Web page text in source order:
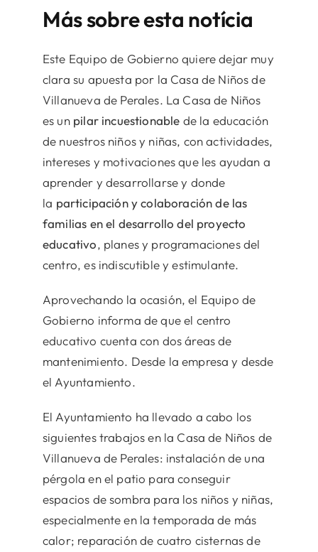
Más sobre esta notícia
Este Equipo de Gobierno quiere dejar muy
clara su apuesta por la Casa de Niños de
Villanueva de Perales. La Casa de Niños
es un pilar incuestionable de la educación
de nuestros niños y niñas, con actividades,
intereses y motivaciones que les ayudan a
aprender y desarrollarse y donde
la participación y colaboración de las
familias en el desarrollo del proyecto
educativo, planes y programaciones del
centro, es indiscutible y estimulante.
Aprovechando la ocasión, el Equipo de
Gobierno informa de que el centro
educativo cuenta con dos áreas de
mantenimiento. Desde la empresa y desde
el Ayuntamiento.
El Ayuntamiento ha llevado a cabo los
siguientes trabajos en la Casa de Niños de
Villanueva de Perales: instalación de una
pérgola en el patio para conseguir
espacios de sombra para los niños y niñas,
especialmente en la temporada de más
calor; reparación de cuatro cisternas de